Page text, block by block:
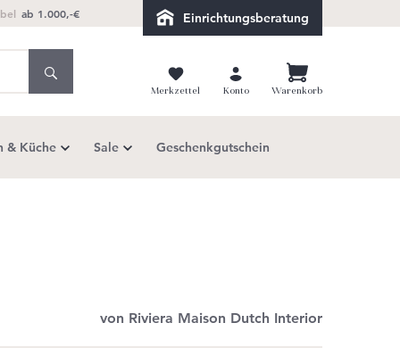
ab 1.000,-€ Einrichtungsberatung
Merkzettel Konto Warenkorb
& Küche Sale Geschenkgutschein
von Riviera Maison Dutch Interior